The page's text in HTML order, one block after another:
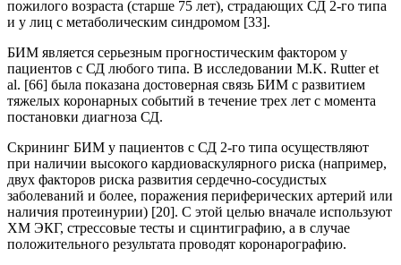
пожилого возраста (старше 75 лет), страдающих СД 2-го типа
и у лиц с метаболическим синдромом [33].
БИМ является серьезным прогностическим фактором у
пациентов с СД любого типа. В исследовании M.K. Rutter et
al. [66] была показана достоверная связь БИМ с развитием
тяжелых коронарных событий в течение трех лет с момента
постановки диагноза СД.
Скрининг БИМ у пациентов с СД 2-го типа осуществляют
при наличии высокого кардиоваскулярного риска (например,
двух факторов риска развития сердечно-сосудистых
заболеваний и более, поражения периферических артерий или
наличия протеинурии) [20]. С этой целью вначале используют
ХМ ЭКГ, стрессовые тесты и сцинтиграфию, а в случае
положительного результата проводят коронарографию.